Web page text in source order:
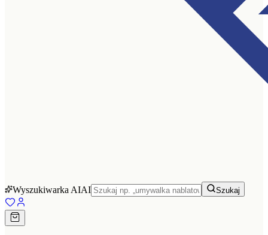
Wyszukiwarka AIAI Szukaj